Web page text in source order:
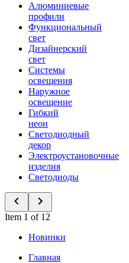
Алюминиевые
профили
Функциональный
свет
Дизайнерский
свет
Системы
освещения
Наружное
освещение
Гибкий
неон
Светодиодный
декор
Электроустановочные
изделия
Светодиоды
Item 1 of 12
Новинки
Главная